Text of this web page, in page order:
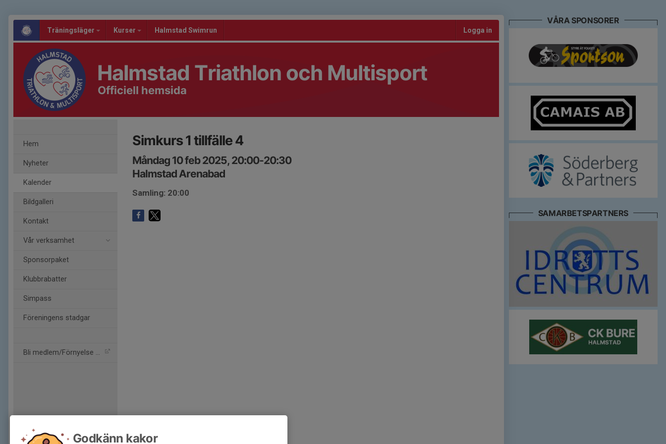
Träningsläger Kurser Halmstad Swimrun Logga in
Halmstad Triathlon och Multisport
Officiell hemsida
Hem
Nyheter
Kalender
Bildgalleri
Kontakt
Vår verksamhet
Sponsorpaket
Klubbrabatter
Simpass
Föreningens stadgar
Bli medlem/Förnyelse av m
Simkurs 1 tillfälle 4
Måndag 10 feb 2025, 20:00-20:30
Halmstad Arenabad
Samling: 20:00
VÅRA SPONSORER
SAMARBETSPARTNERS
Godkänn kakor